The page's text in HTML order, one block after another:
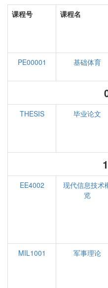
课程号 课程名
PE00001
基础体育
THESIS 毕业论文
EE4002
现代信息技术
览
MIL1001
军事理论